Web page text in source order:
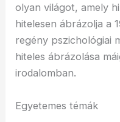
olyan világot, amely
hitelesen ábrázolja a
regény pszichológiai
hiteles ábrázolása
irodalomban.
Egyetemes témák